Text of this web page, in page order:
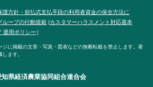
護方針・前払式支払手段の利用者資金の保全方法に
ループの行動規範 カスタマーハラスメント対応基本
運用ポリシー］
ジに掲載の文章・写真・図表などの無断転載を禁止します。著
ます。
知県経済農業協同組合連合会